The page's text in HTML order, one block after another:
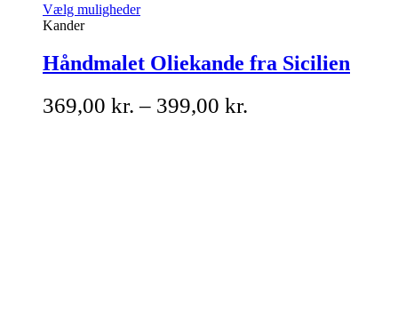
Vælg muligheder
Kander
Håndmalet Oliekande fra Sicilien
369,00 kr. – 399,00 kr.